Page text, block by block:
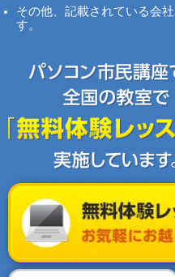
その他、記載されている会
す。